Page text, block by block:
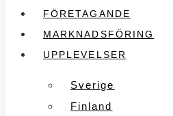
FÖRETAGANDE
MARKNADSFÖRING
UPPLEVELSER
Sverige
Finland